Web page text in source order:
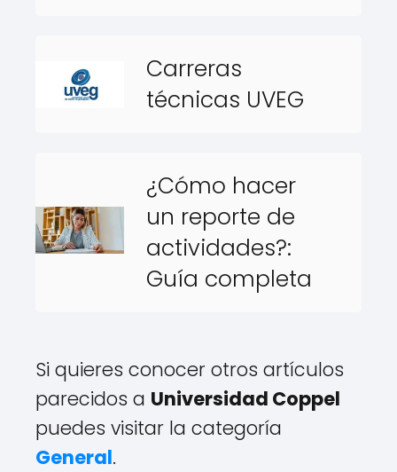
Carreras
técnicas UVEG
¿Cómo hacer
un reporte de
actividades?:
Guía completa
Si quieres conocer otros artículos
parecidos a Universidad Coppel
puedes visitar la categoría
General.